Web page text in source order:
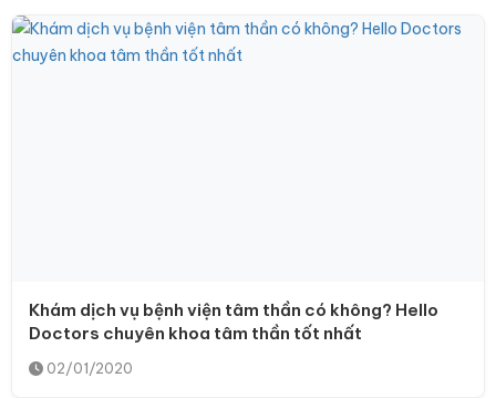
Khám dịch vụ bệnh viện tâm thần có không? Hello
Doctors chuyên khoa tâm thần tốt nhất
02/01/2020